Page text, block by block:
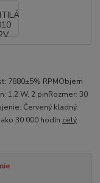
7880±5% RPMObjem
1,2 W, 2 pinRozmer: 30
Červený kladný,
30 000 hodín celý